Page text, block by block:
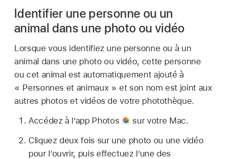
Identifier une personne ou un
animal dans une photo ou vidéo
Lorsque vous identifiez une personne ou à un
animal dans une photo ou vidéo, cette personne
ou cet animal est automatiquement ajouté à
« Personnes et animaux » et son nom est joint aux
autres photos et vidéos de votre photothèque.
Accédez à l’app Photos
sur votre Mac.
Cliquez deux fois sur une photo ou une vidéo
pour l’ouvrir, puis effectuez l’une des